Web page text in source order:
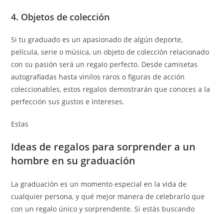
4. Objetos de colección
Si tu graduado es un apasionado de algún deporte,
película, serie o música, un objeto de colección relacionado
con su pasión será un regalo perfecto. Desde camisetas
autografiadas hasta vinilos raros o figuras de acción
coleccionables, estos regalos demostrarán que conoces a la
perfección sus gustos e intereses.
Estas
Ideas de regalos para sorprender a un
hombre en su graduación
La graduación es un momento especial en la vida de
cualquier persona, y qué mejor manera de celebrarlo que
con un regalo único y sorprendente. Si estás buscando